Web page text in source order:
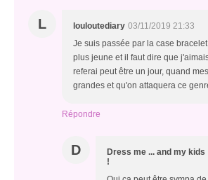
L louloutediary 03/11/2019 21:33
Je suis passée par la case
plus jeune et il faut dire que
referai peut être un jour, quand
grandes et qu'on attaquera ce
Répondre
D
Dress me ... and my kids
!